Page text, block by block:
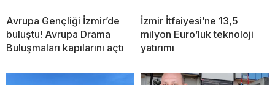
Avrupa Gençliği İzmir’de
buluştu! Avrupa Drama
Buluşmaları kapılarını açtı
İzmir İtfaiyesi’ne 13,5
milyon Euro’luk teknoloji
yatırımı